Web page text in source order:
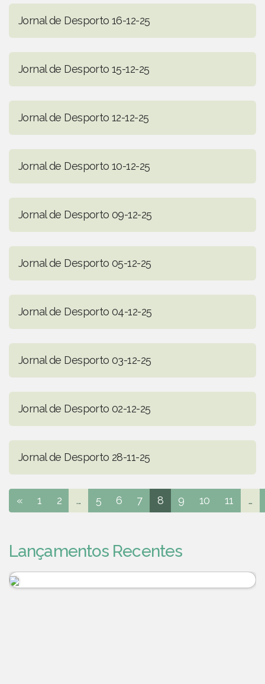
Jornal de Desporto 16-12-25
Jornal de Desporto 15-12-25
Jornal de Desporto 12-12-25
Jornal de Desporto 10-12-25
Jornal de Desporto 09-12-25
Jornal de Desporto 05-12-25
Jornal de Desporto 04-12-25
Jornal de Desporto 03-12-25
Jornal de Desporto 02-12-25
Jornal de Desporto 28-11-25
« 1 2 ... 5 6 7 8 9 10 11 ...
Lançamentos Recentes